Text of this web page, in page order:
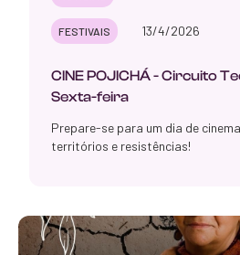
FESTIVAIS 13/4/2026
CINE POJICHÁ - Circuito
Sexta-feira
Prepare-se para um dia de
territórios e resistências!